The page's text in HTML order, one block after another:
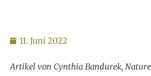
11. Juni 2022
Artikel von Cynthia Bandurek,